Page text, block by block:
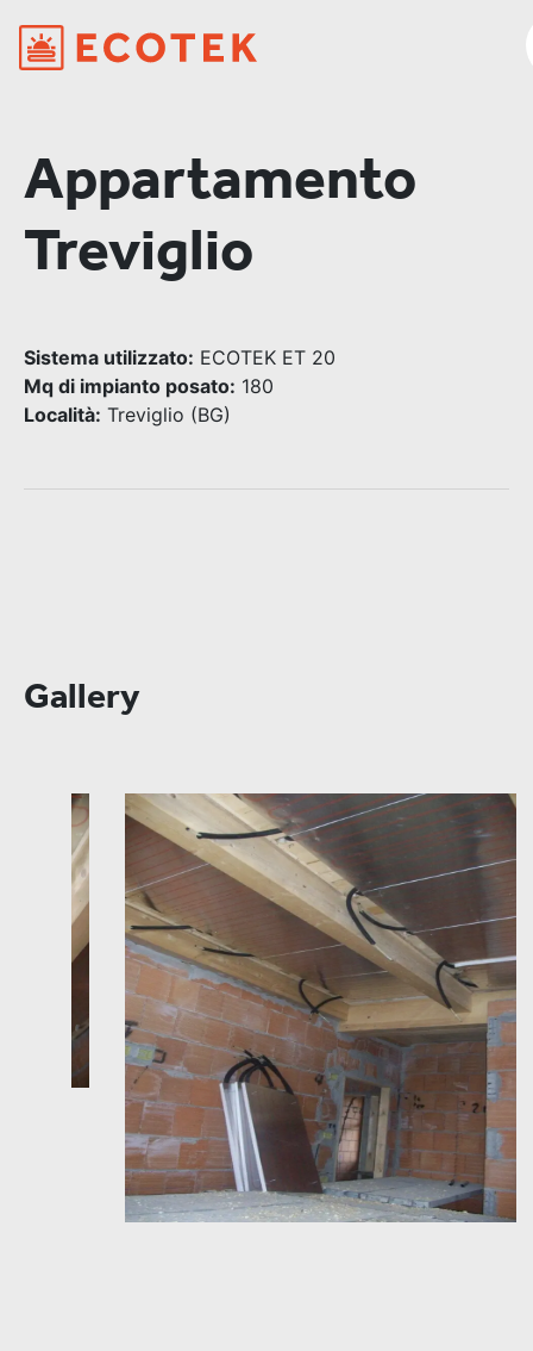
Appartamento
Treviglio
Sistema utilizzato: ECOTEK ET 20
Mq di impianto posato: 180
Località: Treviglio (BG)
Gallery